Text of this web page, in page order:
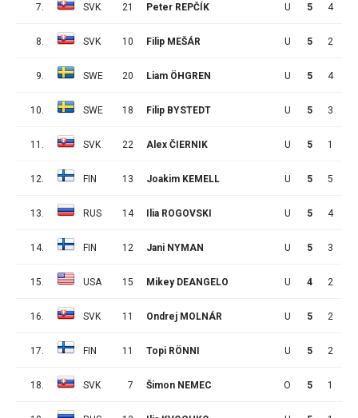
7. SVK 21 Peter REPČÍK U 5 4
8. SVK 10 Filip MEŠÁR U 5 2
9. SWE 20 Liam ÖHGREN U 5 4
10. SWE 18 Filip BYSTEDT U 5 3
11. SVK 22 Alex ČIERNIK U 5 1
12. FIN 13 Joakim KEMELL U 5 5
13. RUS 14 Ilia ROGOVSKI U 5 4
14. FIN 12 Jani NYMAN U 5 3
15. USA 15 Mikey DEANGELO U 4 2
16. SVK 11 Ondrej MOLNÁR U 5 2
17. FIN 11 Topi RÖNNI U 5 2
18. SVK 7 Šimon NEMEC O 5 1